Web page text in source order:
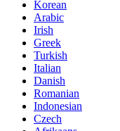
Korean
Arabic
Irish
Greek
Turkish
Italian
Danish
Romanian
Indonesian
Czech